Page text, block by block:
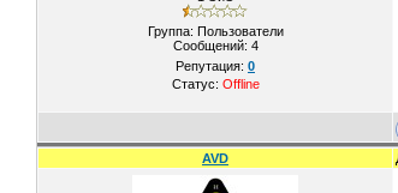
Группа: Пользователи
Сообщений: 4
Репутация: 0
Статус: Offline
AVD